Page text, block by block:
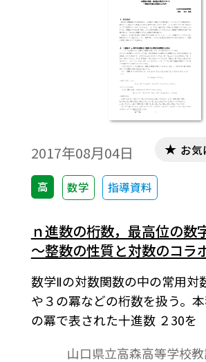
log10M ＝1／ｎlog10Mnとい
用い，また，少々面倒になる小
卓を用いて行い，log102，
の近似値を求める。※文中の数
「Tosho数式エディタ」で作成
す。ワード文書で数式を正しく
には，「Tosho数式エディタ」
いることが必要です。会員向け
ードはこちら→https://
shoseki.co.jp/login/
wurl=/detail/40776/
2017年08月04日
高 数学 指導資料
お気
ｎ進数の桁数，最高位の数
～整数の性質と対数のコラ
数学Ⅱの対数関数の中の常用対
や３の冪などの桁数を扱う。
の冪で表された十進数 ２30を ｎ進数（ｎ
ときの桁数がどのように変化
山口県立高森高等学校